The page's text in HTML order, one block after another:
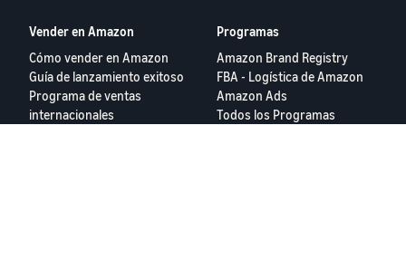
Vender en Amazon
Cómo vender en Amazon
Guía de lanzamiento exitoso
Programa de ventas
internacionales
Programas
Amazon Brand Registry
FBA - Logística de Amazon
Amazon Ads
Todos los Programas